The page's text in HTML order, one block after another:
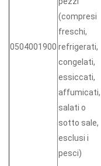
0504001900
(compresi
freschi,
refrigerati,
congelati,
essiccati,
affumicati,
salati o
sotto sale,
esclusi i
pesci)